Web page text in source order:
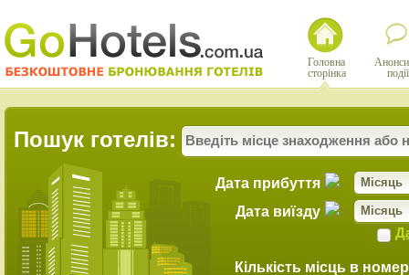
Головна
сторінка
події
Пошук готелів:
Місяць
Дата прибуття
Місяць
Дата виїзду
Кількість місць в